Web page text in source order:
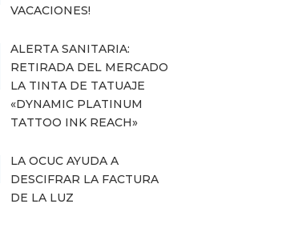
VACACIONES!
ALERTA SANITARIA:
RETIRADA DEL MERCADO
LA TINTA DE TATUAJE
«DYNAMIC PLATINUM
TATTOO INK REACH»
LA OCUC AYUDA A
DESCIFRAR LA FACTURA
DE LA LUZ